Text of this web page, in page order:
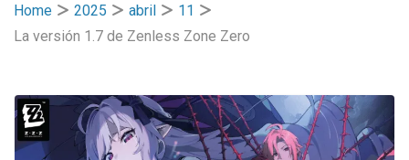
Home
2025 abril
11
La versión 1.7 de Zenless Zone Zero